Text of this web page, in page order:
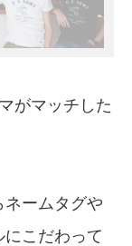
がマッチした
ームタグや
こだわって